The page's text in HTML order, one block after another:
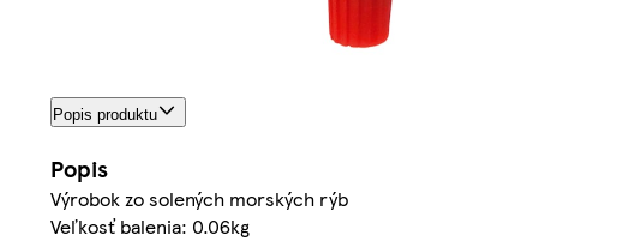
Popis produktu
Popis
Výrobok zo solených morských rýb
Veľkosť balenia: 0.06kg